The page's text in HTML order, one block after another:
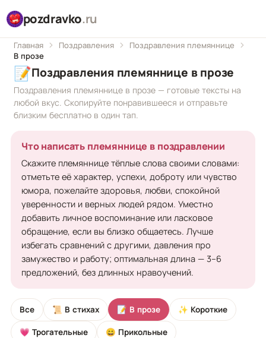
pozdravko.ru
Главная Поздравления
Поздравления племяннице
В прозе
📝Поздравления племяннице в прозе
Поздравления племяннице в прозе — готовые тексты на
любой вкус. Скопируйте понравившееся и отправьте
близким бесплатно в один тап.
Что написать племяннице в поздравлении
Скажите племяннице тёплые слова своими словами:
отметьте её характер, успехи, доброту или чувство
юмора, пожелайте здоровья, любви, спокойной
уверенности и верных людей рядом. Уместно
добавить личное воспоминание или ласковое
обращение, если вы близко общаетесь. Лучше
избегать сравнений с другими, давления про
замужество и работу; оптимальная длина — 3–6
предложений, без длинных нравоучений.
Все 📜 В стихах 📝 В прозе ✨ Короткие
💗 Трогательные 😄 Прикольные